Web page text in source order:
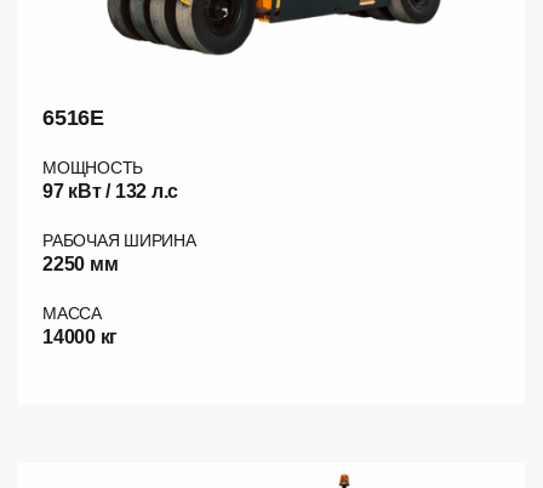
6516E
МОЩНОСТЬ
97 кВт / 132 л.c
РАБОЧАЯ ШИРИНА
2250 мм
МАССА
14000 кг